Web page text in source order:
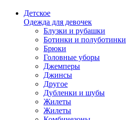
Детское
Одежда для девочек
Блузки и рубашки
Ботинки и полуботинки
Брюки
Головные уборы
Джемперы
Джинсы
Другое
Дубленки и шубы
Жилеты
Жилеты